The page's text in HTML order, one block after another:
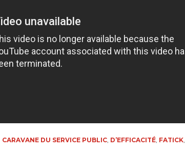
CARAVANE DU SERVICE PUBLIC, D’EFFICACITÉ, FATICK,